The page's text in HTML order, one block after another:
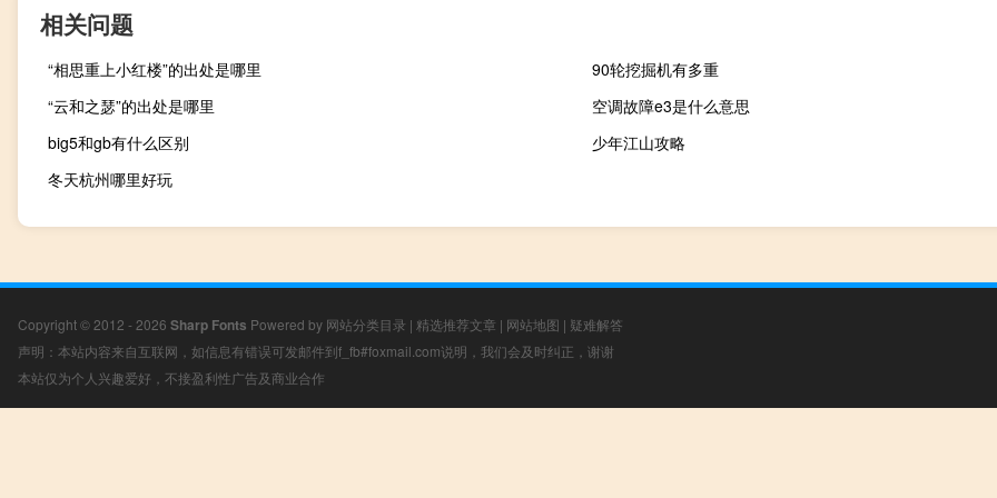
相关问题
“相思重上小红楼”的出处是哪里
90轮挖掘机有多重
“云和之瑟”的出处是哪里
空调故障e3是什么意思
big5和gb有什么区别
少年江山攻略
冬天杭州哪里好玩
Copyright © 2012 - 2026 Sharp Fonts Powered by 网站分类目录 | 精选推荐文章 | 网站地图 | 疑难解答
声明：本站内容来自互联网，如信息有错误可发邮件到f_fb#foxmail.com说明，我们会及时纠正，谢谢
本站仅为个人兴趣爱好，不接盈利性广告及商业合作